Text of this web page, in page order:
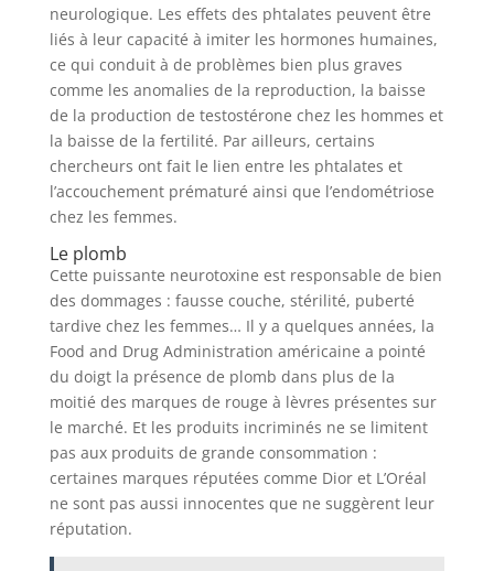
neurologique. Les effets des phtalates peuvent être
liés à leur capacité à imiter les hormones humaines,
ce qui conduit à de problèmes bien plus graves
comme les anomalies de la reproduction, la baisse
de la production de testostérone chez les hommes et
la baisse de la fertilité. Par ailleurs, certains
chercheurs ont fait le lien entre les phtalates et
l’accouchement prématuré ainsi que l’endométriose
chez les femmes.
Le plomb
Cette puissante neurotoxine est responsable de bien
des dommages : fausse couche, stérilité, puberté
tardive chez les femmes… Il y a quelques années, la
Food and Drug Administration américaine a pointé
du doigt la présence de plomb dans plus de la
moitié des marques de rouge à lèvres présentes sur
le marché. Et les produits incriminés ne se limitent
pas aux produits de grande consommation :
certaines marques réputées comme Dior et L’Oréal
ne sont pas aussi innocentes que ne suggèrent leur
réputation.